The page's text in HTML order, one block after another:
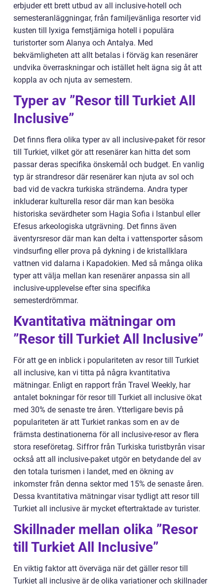
erbjuder ett brett utbud av all inclusive-hotell och
semesteranläggningar, från familjevänliga resorter vid
kusten till lyxiga femstjärniga hotell i populära
turistorter som Alanya och Antalya. Med
bekvämligheten att allt betalas i förväg kan resenärer
undvika överraskningar och istället helt ägna sig åt att
koppla av och njuta av semestern.
Typer av ”Resor till Turkiet All
Inclusive”
Det finns flera olika typer av all inclusive-paket för resor
till Turkiet, vilket gör att resenärer kan hitta det som
passar deras specifika önskemål och budget. En vanlig
typ är strandresor där resenärer kan njuta av sol och
bad vid de vackra turkiska stränderna. Andra typer
inkluderar kulturella resor där man kan besöka
historiska sevärdheter som Hagia Sofia i Istanbul eller
Efesus arkeologiska utgrävning. Det finns även
äventyrsresor där man kan delta i vattensporter såsom
vindsurfing eller prova på dykning i de kristallklara
vattnen vid dalarna i Kapadokien. Med så många olika
typer att välja mellan kan resenärer anpassa sin all
inclusive-upplevelse efter sina specifika
semesterdrömmar.
Kvantitativa mätningar om
”Resor till Turkiet All Inclusive”
För att ge en inblick i populariteten av resor till Turkiet
all inclusive, kan vi titta på några kvantitativa
mätningar. Enligt en rapport från Travel Weekly, har
antalet bokningar för resor till Turkiet all inclusive ökat
med 30% de senaste tre åren. Ytterligare bevis på
populariteten är att Turkiet rankas som en av de
främsta destinationerna för all inclusive-resor av flera
stora reseföretag. Siffror från Turkiska turistbyrån visar
också att all inclusive-paket utgör en betydande del av
den totala turismen i landet, med en ökning av
inkomster från denna sektor med 15% de senaste åren.
Dessa kvantitativa mätningar visar tydligt att resor till
Turkiet all inclusive är mycket eftertraktade av turister.
Skillnader mellan olika ”Resor
till Turkiet All Inclusive”
En viktig faktor att överväga när det gäller resor till
Turkiet all inclusive är de olika variationer och skillnader